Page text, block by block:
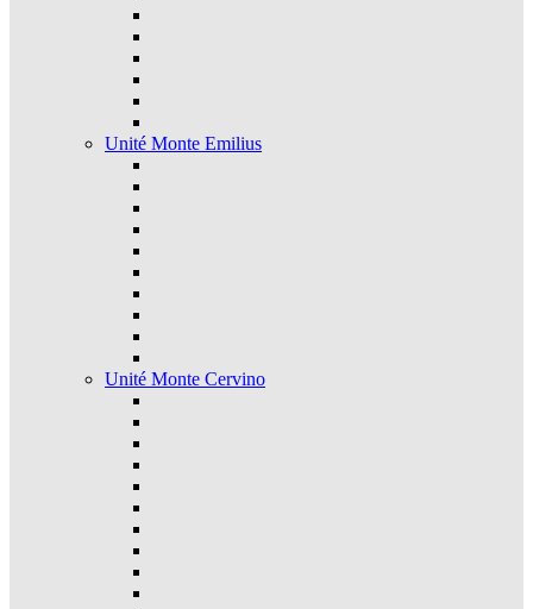
Unité Monte Emilius
Unité Monte Cervino